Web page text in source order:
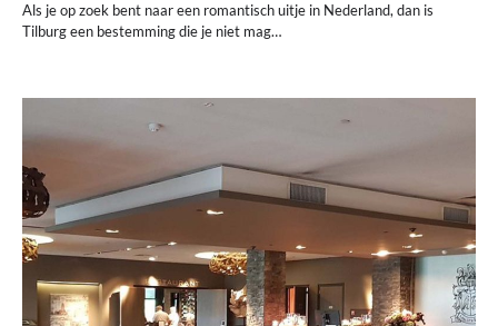
Als je op zoek bent naar een romantisch uitje in Nederland, dan is
Tilburg een bestemming die je niet mag…